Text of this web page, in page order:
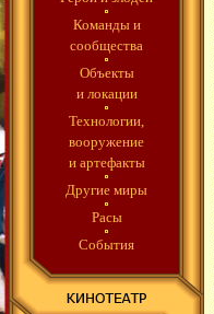
Команды и
сообщества
Объекты
и локации
Технологии,
вооружение
и артефакты
Другие миры
Расы
События